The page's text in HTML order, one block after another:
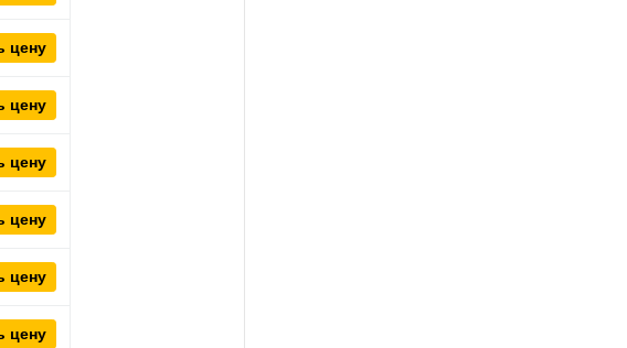
цену
цену
цену
цену
цену
цену